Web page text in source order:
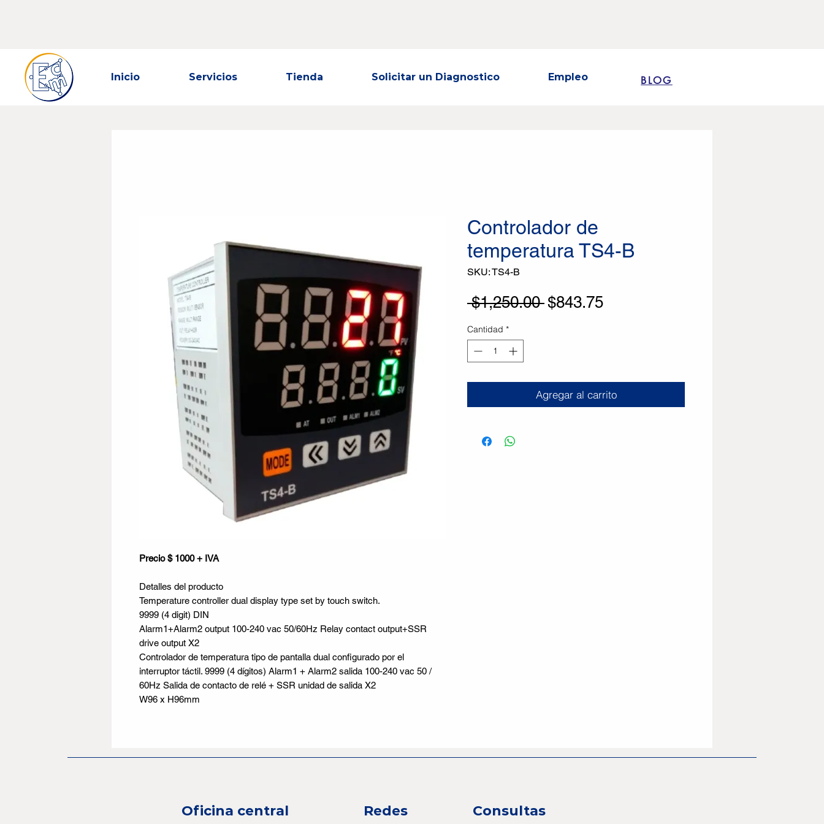
Precio $ 1000 + IVA
Detalles del producto
Temperature controller dual display type set by touch switch.
9999 (4 digit) DIN
Alarm1+Alarm2 output 100-240 vac 50/60Hz Relay contact output+SSR
drive output X2
Controlador de temperatura tipo de pantalla dual configurado por el
interruptor táctil. 9999 (4 dígitos) Alarm1 + Alarm2 salida 100-240 vac 50 /
60Hz Salida de contacto de relé + SSR unidad de salida X2
W96 x H96mm
Controlador de
temperatura TS4-B
SKU: TS4-B
$1,250.00 Precio
$843.75Precio de oferta
Cantidad *
Agregar al carrito
Inicio Servicios Tienda Solicitar un Diagnostico Empleo BLOG
Oficina central Redes Consultas